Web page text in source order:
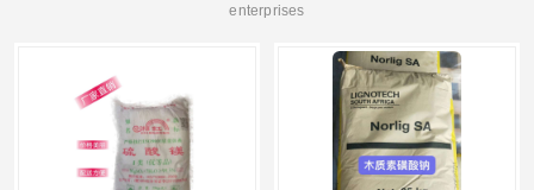
enterprises